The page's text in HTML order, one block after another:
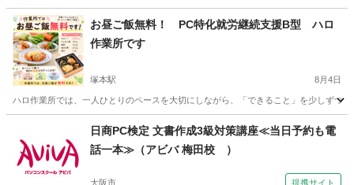
大阪 枚方市 枚方公園駅 エクセル 講座
お昼ご飯無料！ PC特化就労継続支援B型 ハロ
作業所です
塚本駅 8月4日
ハロ作業所では、一人ひとりのペースを大切にしながら、「できること」を少しずつ
塚本駅 エクセル 就労継続支援
日商PC検定 文書作成3級対策講座≪当日予約も電
話一本≫（アビバ 梅田校 ）
大阪市 提携サイト